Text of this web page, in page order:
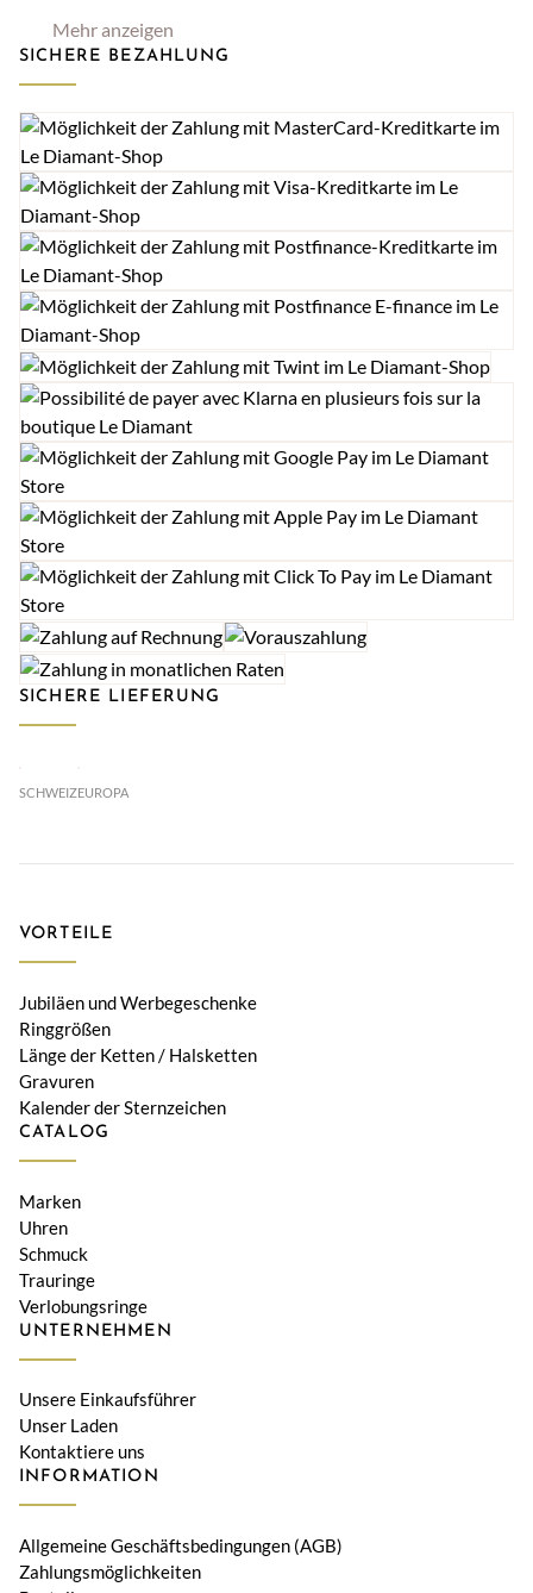
Mehr anzeigen
SICHERE BEZAHLUNG
SICHERE LIEFERUNG
SCHWEIZEUROPA
VORTEILE
Jubiläen und Werbegeschenke
Ringgrößen
Länge der Ketten / Halsketten
Gravuren
Kalender der Sternzeichen
CATALOG
Marken
Uhren
Schmuck
Trauringe
Verlobungsringe
UNTERNEHMEN
Unsere Einkaufsführer
Unser Laden
Kontaktiere uns
INFORMATION
Allgemeine Geschäftsbedingungen (AGB)
Zahlungsmöglichkeiten